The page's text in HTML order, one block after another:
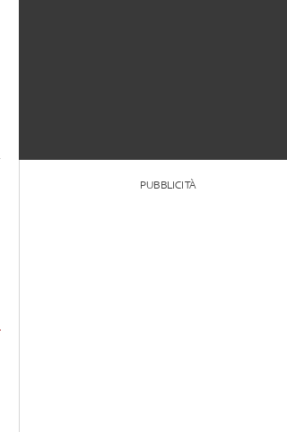
PUBBLICITÀ